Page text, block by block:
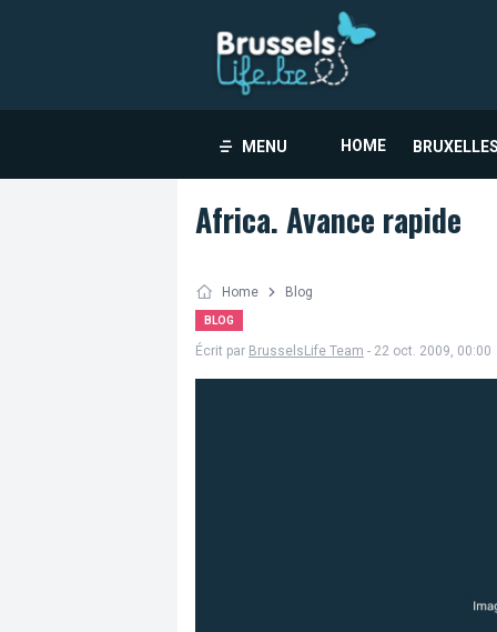
MENU HOME
Africa. Avance rapide
Home Blog
BLOG
Écrit par BrusselsLife Team - 22 oct. 2009, 00:00